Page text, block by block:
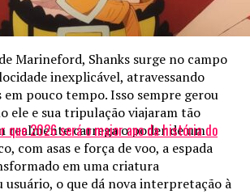
de Shanks pode conter fruta mítica e
Marineford, Shanks surge no campo
inexplicável, atravessando
em pouco tempo. Isso sempre gerou
ele e sua tripulação viajaram tão
realmente carrega o poder de um
com asas e força de voo, a espada
em uma criatura
o que dá nova interpretação à
que 2026 será o maior ano da história do